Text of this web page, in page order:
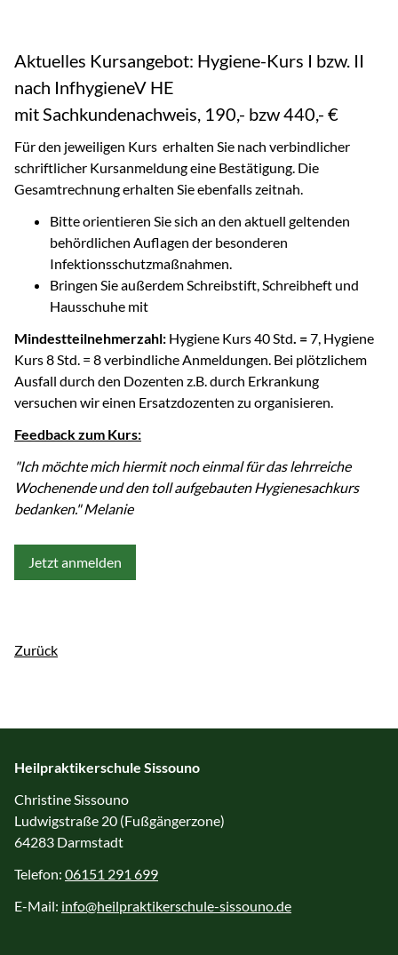
Aktuelles Kursangebot: Hygiene-Kurs I bzw. II
nach InfhygieneV HE
mit Sachkundenachweis, 190,- bzw 440,- €
Für den jeweiligen Kurs erhalten Sie nach verbindlicher
schriftlicher Kursanmeldung eine Bestätigung. Die
Gesamtrechnung erhalten Sie ebenfalls zeitnah.
Bitte orientieren Sie sich an den aktuell geltenden
behördlichen Auflagen der besonderen
Infektionsschutzmaßnahmen.
Bringen Sie außerdem Schreibstift, Schreibheft und
Hausschuhe mit
Mindestteilnehmerzahl: Hygiene Kurs 40 Std. =7, Hygiene
Kurs 8 Std. = 8 verbindliche Anmeldungen. Bei plötzlichem
Ausfall durch den Dozenten z.B. durch Erkrankung
versuchen wir einen Ersatzdozenten zu organisieren.
Feedback zum Kurs:
"Ich möchte mich hiermit noch einmal für das lehrreiche
Wochenende und den toll aufgebauten Hygienesachkurs
bedanken." Melanie
Jetzt anmelden
Zurück
Heilpraktikerschule Sissouno
Christine Sissouno
Ludwigstraße 20 (Fußgängerzone)
64283 Darmstadt
Telefon: 06151 291 699
E-Mail: info@heilpraktikerschule-sissouno.de